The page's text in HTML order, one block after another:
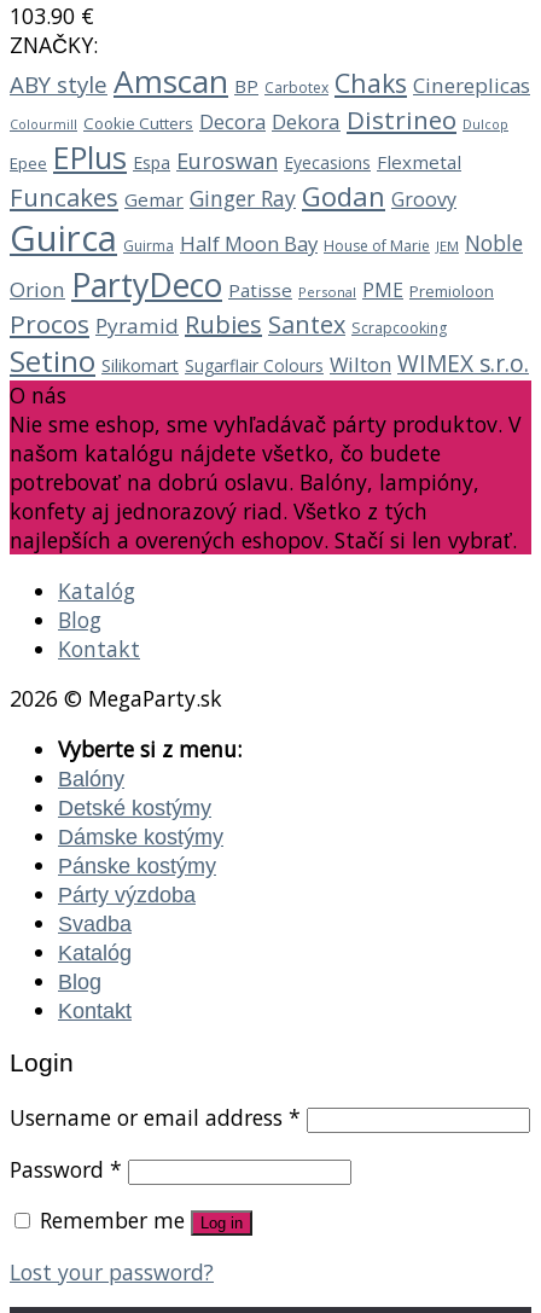
103.90 €
ZNAČKY:
ABY style Amscan BP Carbotex Chaks Cinereplicas
Colourmill Cookie Cutters Decora Dekora Distrineo Dulcop
Epee EPlus Espa Euroswan Eyecasions Flexmetal
Funcakes Gemar Ginger Ray Godan Groovy
Guirca Guirma Half Moon Bay House of Marie JEM Noble
Orion PartyDeco Patisse Personal PME Premioloon
Procos Pyramid Rubies Santex Scrapcooking
Setino Silikomart Sugarflair Colours Wilton WIMEX s.r.o.
O nás
Nie sme eshop, sme vyhľadávač párty produktov. V
našom katalógu nájdete všetko, čo budete
potrebovať na dobrú oslavu. Balóny, lampióny,
konfety aj jednorazový riad. Všetko z tých
najlepších a overených eshopov. Stačí si len vybrať.
Katalóg
Blog
Kontakt
2026 © MegaParty.sk
Vyberte si z menu:
Balóny
Detské kostýmy
Dámske kostýmy
Pánske kostýmy
Párty výzdoba
Svadba
Katalóg
Blog
Kontakt
Login
Username or email address *
Password *
Remember me
Log in
Lost your password?